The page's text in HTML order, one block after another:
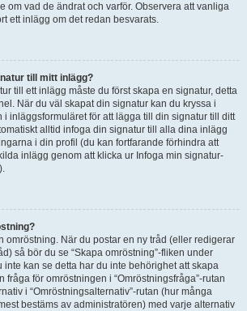
om vad de ändrat och varför. Observera att vanliga
ett inlägg om det redan besvarats.
till mitt inlägg?
till ett inlägg måste du först skapa en signatur, detta
När du väl skapat din signatur kan du kryssa i
i inläggsformuläret för att lägga till din signatur till ditt
alltid infoga din signatur till alla dina inlägg
i din profil (du kan fortfarande förhindra att
inlägg genom att klicka ur Infoga min signatur-
omröstning. När du postar en ny tråd (eller redigerar
så bör du se “Skapa omröstning”-fliken under
inte kan se detta har du inte behörighet att skapa
fråga för omröstningen i “Omröstningsfråga”-rutan
i “Omröstningsalternativ”-rutan (hur många
bestäms av administratören) med varje alternativ